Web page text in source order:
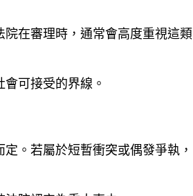
在審理時，通常會高度重視這類
可接受的界線。
。若屬於短暫衝突或偶發爭執，